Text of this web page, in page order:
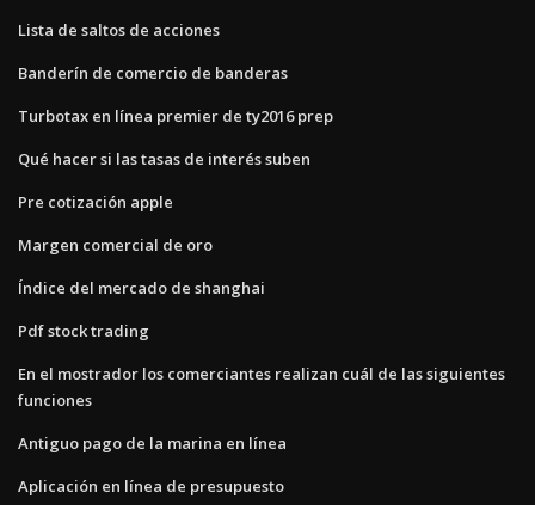
Lista de saltos de acciones
Banderín de comercio de banderas
Turbotax en línea premier de ty2016 prep
Qué hacer si las tasas de interés suben
Pre cotización apple
Margen comercial de oro
Índice del mercado de shanghai
Pdf stock trading
En el mostrador los comerciantes realizan cuál de las siguientes
funciones
Antiguo pago de la marina en línea
Aplicación en línea de presupuesto